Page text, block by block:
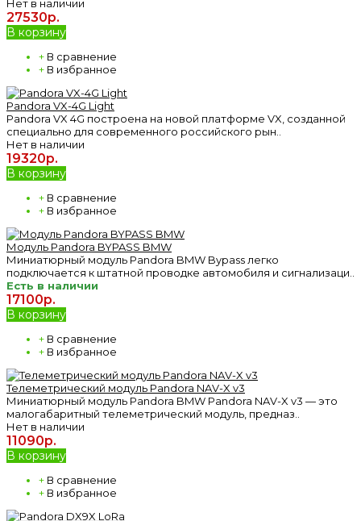
Нет в наличии
27530р.
В корзину
+ В сравнение
+ В избранное
Pandora VX-4G Light
Pandora VX 4G построена на новой платформе VX, созданной
специально для современного российского рын..
Нет в наличии
19320р.
В корзину
+ В сравнение
+ В избранное
Модуль Pandora BYPASS BMW
Миниатюрный модуль Pandora BMW Bypass легко
подключается к штатной проводке автомобиля и сигнализаци..
Есть в наличии
17100р.
В корзину
+ В сравнение
+ В избранное
Телеметрический модуль Pandora NAV-X v3
Миниатюрный модуль Pandora BMW Pandora NAV-X v3 — это
малогабаритный телеметрический модуль, предназ..
Нет в наличии
11090р.
В корзину
+ В сравнение
+ В избранное